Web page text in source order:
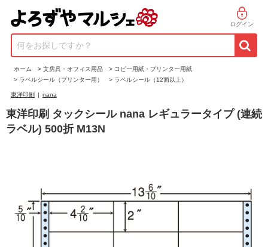
ログイン
何をお探しですか？
ホーム > 文房具・オフィス用品 > コピー用紙・プリンター用紙
> ラベルシール（プリンター用） > ラベルシール（12面以上）
東洋印刷 | nana
東洋印刷 タックシール nana レギュラータイプ (連続
ラベル) 500折 M13N